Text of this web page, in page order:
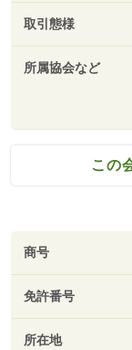
■【公園】大和川
■【公園】大和川
がオススメ！
審査は簡単、最
交渉で、審査通
エフエムホーム
▼▼『見学予約』
取引態様
所属協会など
この
商号
免許番号
所在地